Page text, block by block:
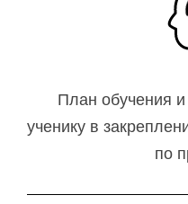
План обучения
ученику в
по